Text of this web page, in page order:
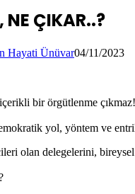
NE ÇIKAR..?
Hayati Ünüvar04/11/2023
bir örgütlenme çıkmaz!
yol, yöntem ve
olan delegelerini,